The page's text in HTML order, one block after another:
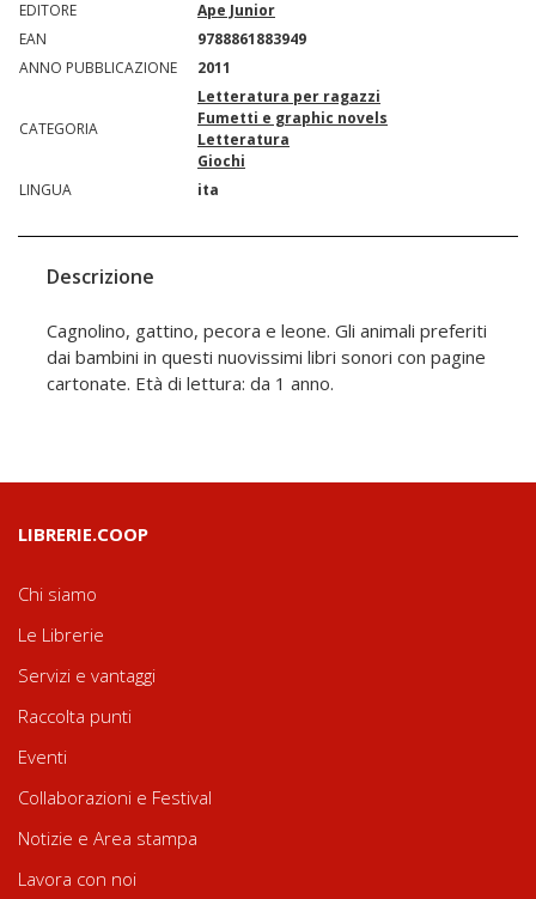
EDITORE
Ape Junior
EAN
9788861883949
ANNO PUBBLICAZIONE
2011
CATEGORIA
Letteratura per ragazzi
Fumetti e graphic novels
Letteratura
Giochi
LINGUA
ita
Descrizione
Cagnolino, gattino, pecora e leone. Gli animali preferiti
dai bambini in questi nuovissimi libri sonori con pagine
cartonate. Età di lettura: da 1 anno.
LIBRERIE.COOP
Chi siamo
Le Librerie
Servizi e vantaggi
Raccolta punti
Eventi
Collaborazioni e Festival
Notizie e Area stampa
Lavora con noi